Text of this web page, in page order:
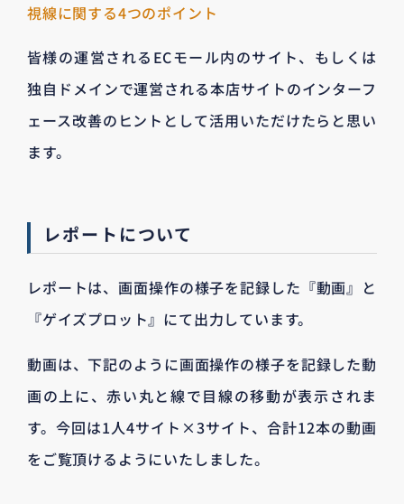
視線に関する4つのポイント
皆様の運営されるECモール内のサイト、もしくは
独自ドメインで運営される本店サイトのインターフ
ェース改善のヒントとして活用いただけたらと思い
ます。
レポートについて
レポートは、画面操作の様子を記録した『動画』と
『ゲイズプロット』にて出力しています。
動画は、下記のように画面操作の様子を記録した動
画の上に、赤い丸と線で目線の移動が表示されま
す。今回は1人4サイト×3サイト、合計12本の動画
をご覧頂けるようにいたしました。